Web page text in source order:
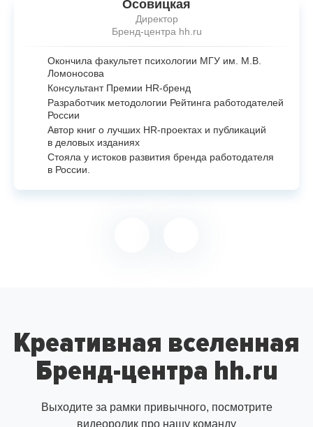
Осовицкая
Директор
Бренд-центра hh.ru
Окончила факультет психологии МГУ им. М.В.
Ломоносова
Консультант Премии HR-бренд
Разработчик методологии Рейтинга работодателей
России
Автор книг о лучших HR-проектах и публикаций
в деловых изданиях
Стояла у истоков развития бренда работодателя
в России.
Креативная вселенная
Бренд-центра hh.ru
Выходите за рамки привычного, посмотрите
видеоролик про нашу команду